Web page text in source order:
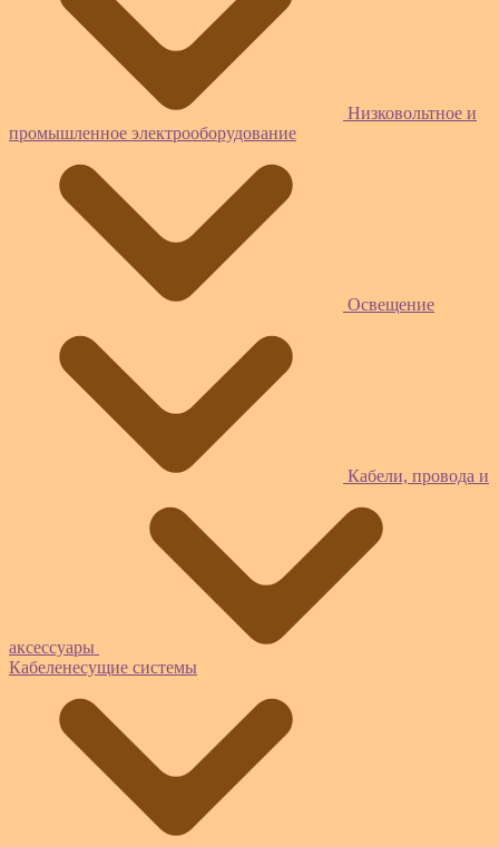
Низковольтное и
промышленное электрооборудование
Освещение
Кабели, провода и
аксессуары
Кабеленесущие системы